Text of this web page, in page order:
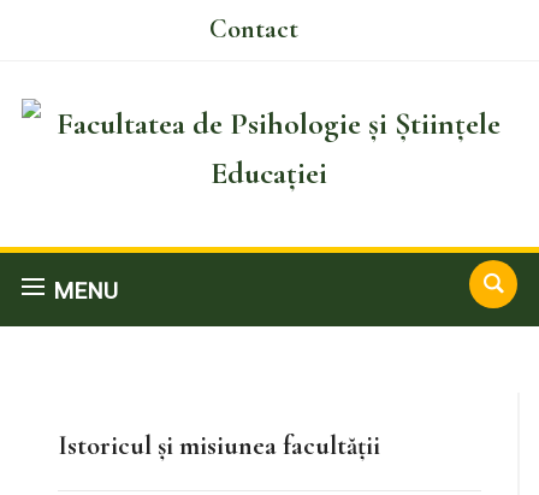
Contact
MENU
Istoricul și misiunea facultății